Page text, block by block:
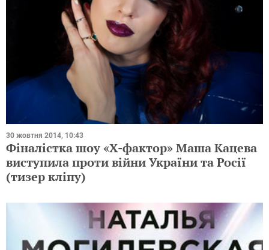
30 жовтня 2014, 10:43
Фіналістка шоу «Х-фактор» Маша Кацева
виступила проти війни України та Росії
(тизер кліпу)